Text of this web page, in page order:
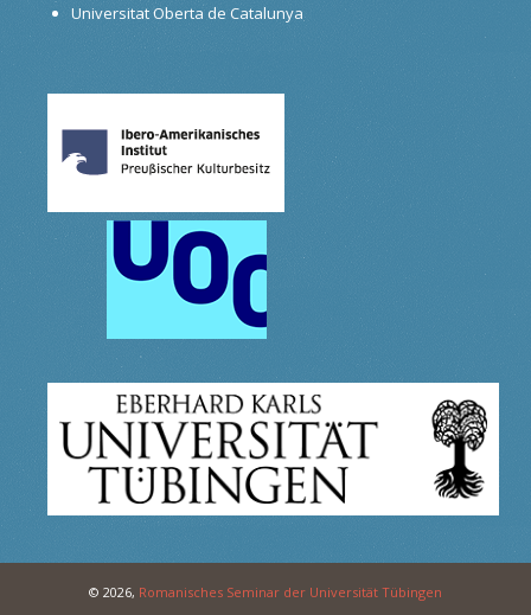
Universitat Oberta de Catalunya
© 2026, Romanisches Seminar der Universität Tübingen